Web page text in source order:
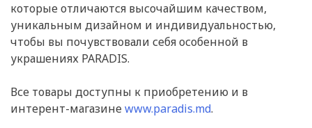
которые отличаются высочайшим качеством,
уникальным дизайном и индивидуальностью,
чтобы вы почувствовали себя особенной в
украшениях PARADIS.
Все товары доступны к приобретению и в
интерент-магазинеwww.paradis.md.